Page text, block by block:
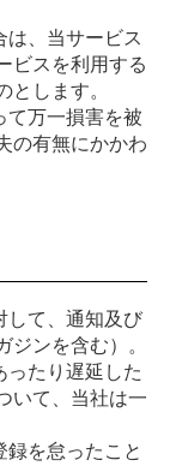
は、当サービス
ビスを利用する
とします。
て万一損害を被
の有無にかかわ
して、通知及び
ンを含む）。
ったり遅延した
いて、当社は一
を怠ったこと